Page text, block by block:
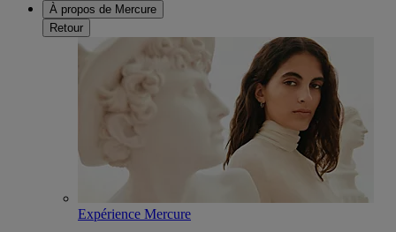
À propos de Mercure
Retour
Expérience Mercure